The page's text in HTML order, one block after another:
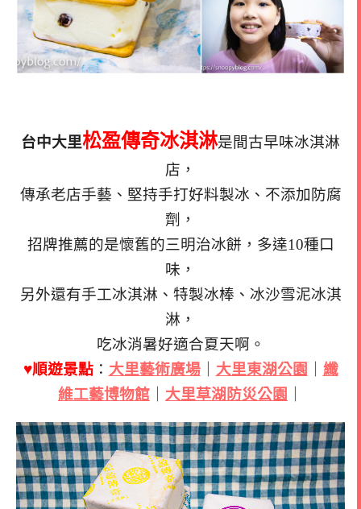
台中大里松盈傳奇冰淇淋是間古早味冰淇淋
店，
傳承老店手藝、堅持手打好料製冰、不添加防腐
劑，
招牌推薦的是懷舊的三明治冰餅，多達10種口
味，
另外還有手工冰淇淋、特製冰棒、冰沙雪泥冰淇
淋，
吃冰消暑好適合夏天啊。
♥順遊景點： 大里藝術廣場｜ 大里東湖公園
纖
維工藝博物館
大里草湖防災公園